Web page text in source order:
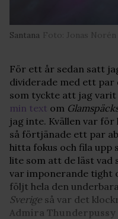
Santana Foto: Jonas Norén
För ett år sedan satt
dividerade med ett par
som tyckte att jag
min text om
jag inte. Kvällen var
så förtjänade ett par
hitta fokus och fila upp
lite som att de läst vad
var imponerande tight
följt hela den
Sverige så var det
Admira Thunderpussy